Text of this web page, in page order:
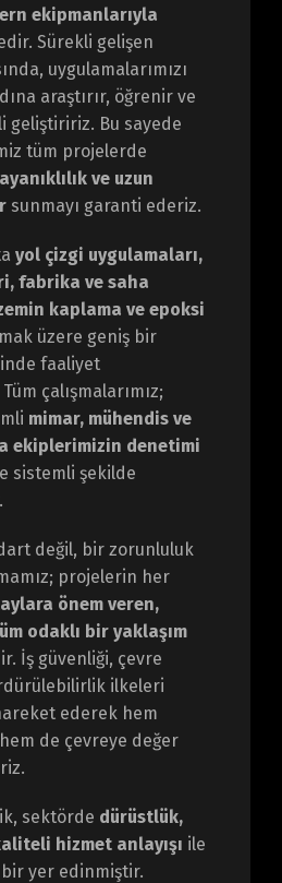
ekipmanlarıyla
Sürekli gelişen
uygulamalarımızı
araştırır, öğrenir ve
geliştiririz. Bu sayede
tüm projelerde
ve uzun
sunmayı garanti ederiz.
yol çizgi uygulamaları,
fabrika ve saha
kaplama ve epoksi
üzere geniş bir
faaliyet
çalışmalarımız;
mimar, mühendis ve
ekiplerimizin denetimi
sistemli şekilde
değil, bir zorunluluk
projelerin her
önem veren,
odaklı bir yaklaşım
İş güvenliği, çevre
ilkeleri
ederek hem
de çevreye değer
sektörde dürüstlük,
hizmet anlayışı ile
yer edinmiştir.